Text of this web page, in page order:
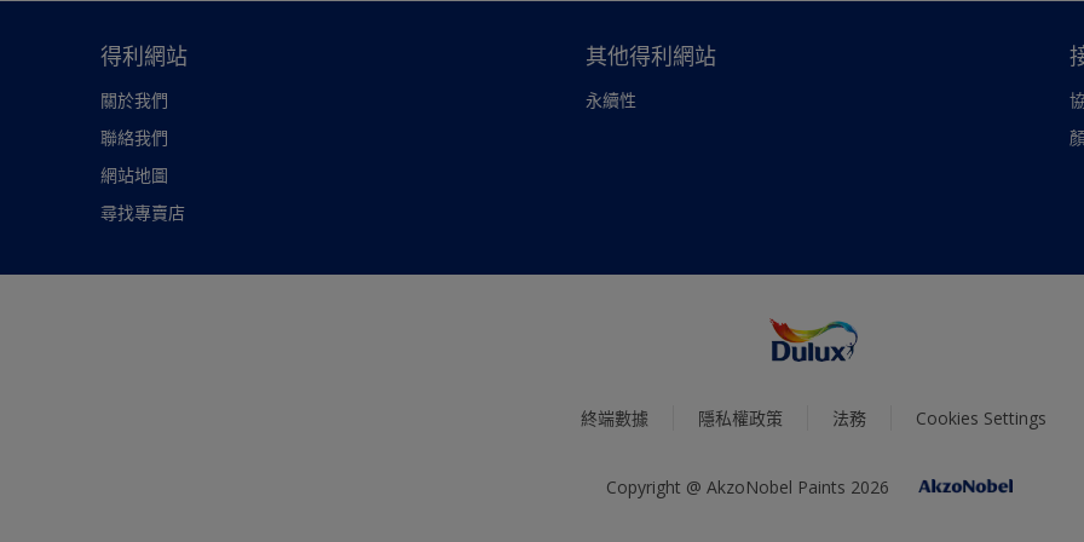
得利網站
關於我們
聯絡我們
網站地圖
尋找專賣店
其他得利網站
永續性
終端數據 隱私權政策 法務 Cookies Settings
Copyright @ AkzoNobel Paints 2026